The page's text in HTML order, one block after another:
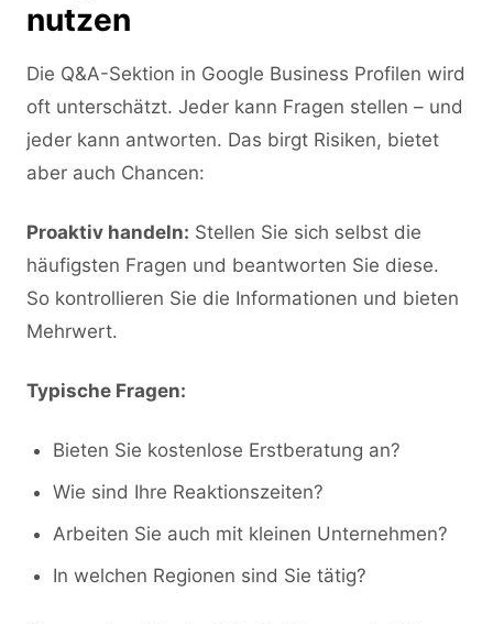
nutzen
Die Q&A-Sektion in Google Business Profilen wird
oft unterschätzt. Jeder kann Fragen stellen – und
jeder kann antworten. Das birgt Risiken, bietet
aber auch Chancen:
Proaktiv handeln: Stellen Sie sich selbst die
häufigsten Fragen und beantworten Sie diese.
So kontrollieren Sie die Informationen und bieten
Mehrwert.
Typische Fragen:
Bieten Sie kostenlose Erstberatung an?
Wie sind Ihre Reaktionszeiten?
Arbeiten Sie auch mit kleinen Unternehmen?
In welchen Regionen sind Sie tätig?